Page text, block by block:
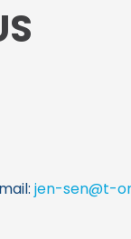
jen-sen@t-